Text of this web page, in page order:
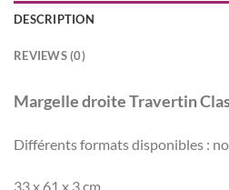
DESCRIPTION
REVIEWS (0)
Margelle droite Travertin
Différents formats disponibles :
33 x 61 x 3 cm